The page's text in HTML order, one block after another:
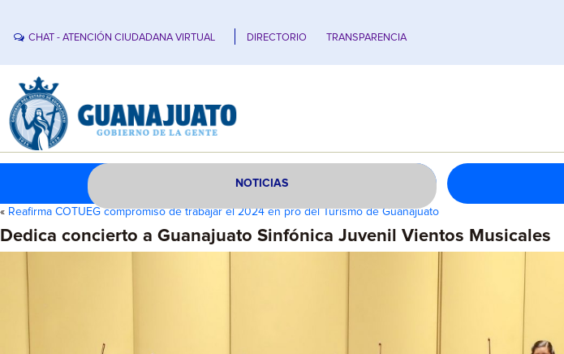
CHAT - ATENCIÓN CIUDADANA VIRTUAL DIRECTORIO TRANSPARENCIA
NOTICIAS
« Reafirma COTUEG compromiso de trabajar el 2024 en pro del Turismo de Guanajuato
Dedica concierto a Guanajuato Sinfónica Juvenil Vientos Musicales